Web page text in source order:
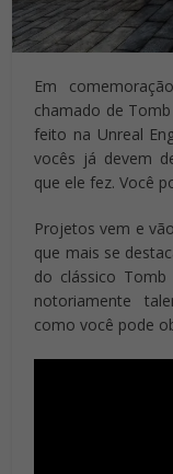
Em
chamado de
feito na Unreal
vocês já devem
que ele fez. Você
Projetos vem e
que mais se
do clássico
notoriamente
como você pode